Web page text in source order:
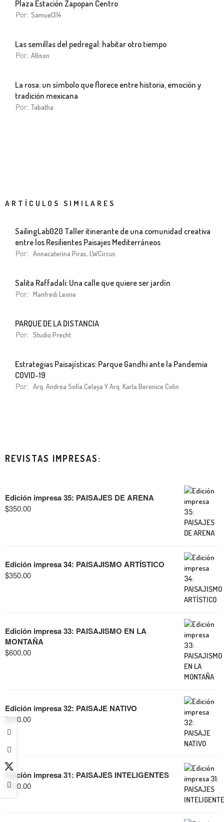
Plaza Estación Zapopan Centro
Por: Samuel314
Las semillas del pedregal: habitar otro tiempo
Por: Allison
La rosa: un símbolo que florece entre historia, emoción y
tradición mexicana
Por: Tabatha
ARTÍCULOS SIMILARES
SailingLab020 Taller itinerante de una comunidad creativa
entre los Resilientes Paisajes Mediterráneos
Por: Annacaterina Piras, LWCircus
Salita Raffadali: Una calle que quiere ser jardín
Por: Manfredi Leone
PARQUE DE LA DISTANCIA
Por: Studio Precht
Estrategias Paisajísticas: Parque Gandhi ante la Pandemia
COVID-19
Por: Arq. Andrea Sofía Celaya Y Arq. Karla Berenice Colin
REVISTAS IMPRESAS:
Edición impresa 35: PAISAJES DE ARENA
$350.00
Edición impresa 34: PAISAJISMO ARTÍSTICO
$350.00
Edición impresa 33: PAISAJISMO EN LA
MONTAÑA
$600.00
Edición impresa 32: PAISAJE NATIVO
$600.00
Edición impresa 31: PAISAJES INTELIGENTES
$600.00